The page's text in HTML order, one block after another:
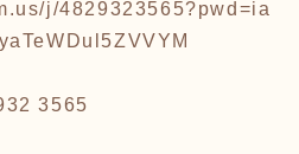
j/4829323565?pwd=ia
3565